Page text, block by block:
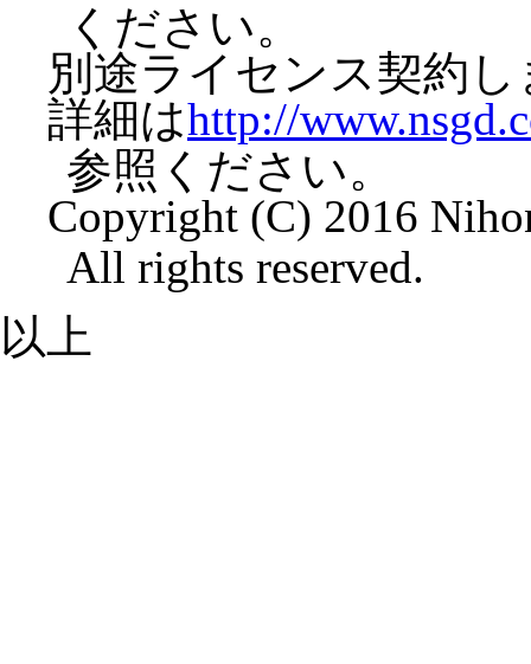
ください。
別途ライセンス契約し
詳細はhttp://
参照ください。
Copyright (C) 2016
All rights reserved.
以上